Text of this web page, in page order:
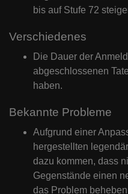
bis auf Stufe 72
Verschiedenes
Die Dauer der
abgeschlossenen
haben.
Bekannte Probleme
Aufgrund einer
hergestellten
dazu kommen, dass
Gegenstände einen
das Problem